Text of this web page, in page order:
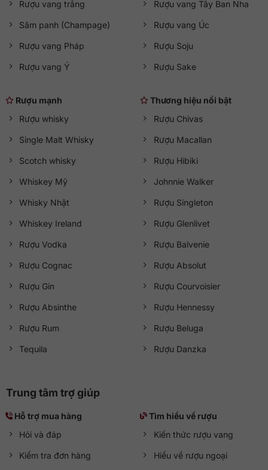
Rượu vang trắng
Sâm panh (Champage)
Rượu vang Pháp
Rượu vang Ý
Rượu vang Tây Ban Nha
Rượu vang Úc
Rượu Soju
Rượu Sake
Rượu mạnh
Rượu whisky
Single Malt Whisky
Scotch whisky
Whiskey Mỹ
Whisky Nhật
Whiskey Ireland
Rượu Vodka
Rượu Cognac
Rượu Gin
Rượu Absinthe
Rượu Rum
Tequila
Thương hiệu nổi bật
Rượu Chivas
Rượu Macallan
Rượu Hibiki
Johnnie Walker
Rượu Singleton
Rượu Glenlivet
Rượu Balvenie
Rượu Absolut
Rượu Courvoisier
Rượu Hennessy
Rượu Beluga
Rượu Danzka
Trung tâm trợ giúp
Hỗ trợ mua hàng
Hỏi và đáp
Kiểm tra đơn hàng
Tìm hiểu về rượu
Kiến thức rượu vang
Hiểu về rượu ngoại